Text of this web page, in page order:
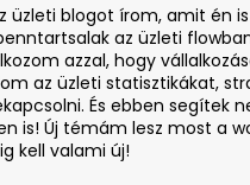
üzleti blogot írom, amit én
az üzleti
azzal, hogy
az üzleti statisztikákat,
És ebben segítek
is! Új témám lesz most a
kell valami új!